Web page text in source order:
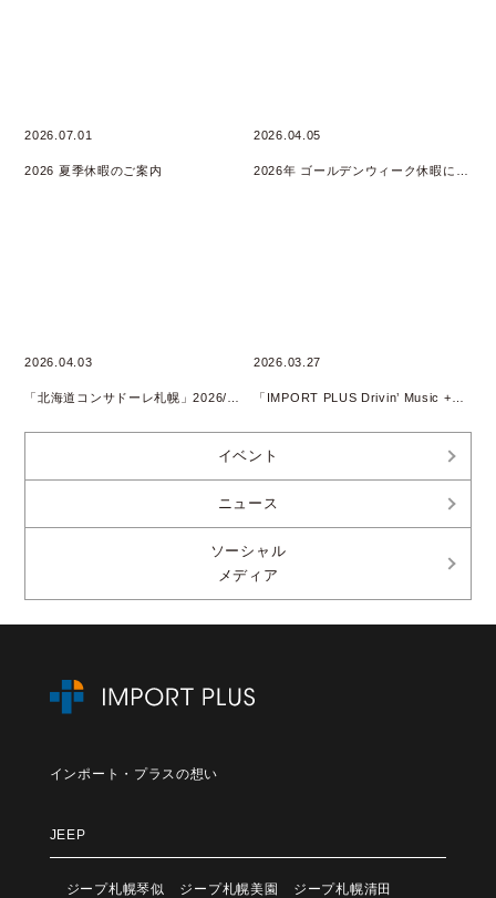
2026.07.01
2026 夏季休暇のご案内
2026.04.05
2026.04.03
「北海道コンサドーレ札幌」2026/2027 SEASON SUPPLY PARTNER継続
2026.03.27
「IMPORT PLUS Drivin’ Music +」 Podcast配信開始のお知らせ
イベント
ニュース
ソーシャル
メディア
インポート・プラスの想い
JEEP
ジープ札幌琴似 ジープ札幌美園
ジープ札幌清田